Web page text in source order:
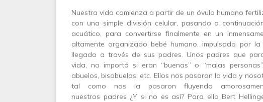
Nuestra vida comienza a partir de un óvulo humano
con una simple división celular, pasando a
acuático, para convertirse finalmente en un
altamente organizado bebé humano, impulsado por
llegado a través de sus padres. Unos padres que
vida, no importó si eran “buenas” o “malas
abuelos, bisabuelos, etc. Ellos nos pasaron la vida y
tal como nos la pasaron fluyendo
nuestros padres ¿Y si no es así? Para ello Bert